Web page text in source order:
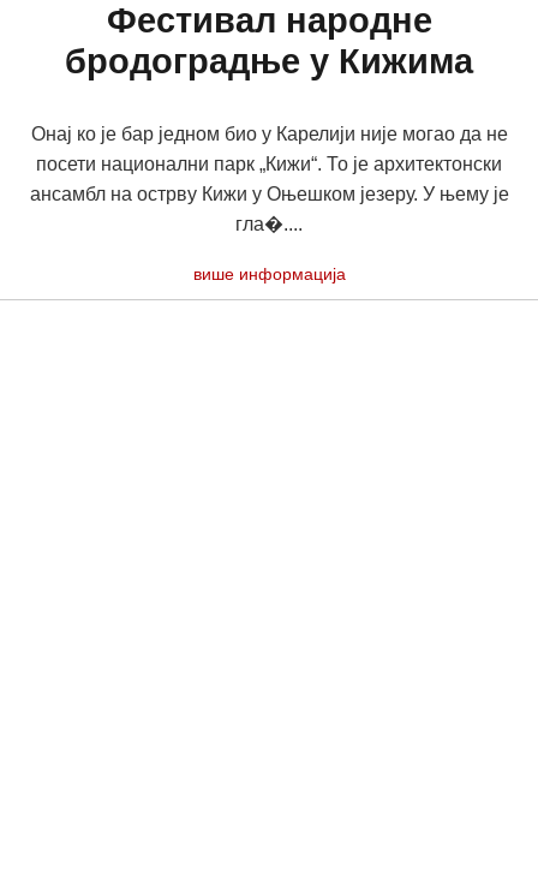
Фестивал народне
бродоградње у Кижима
Онај ко је бар једном био у Карелији није могао да не
посети национални парк „Кижи“. То је архитектонски
ансамбл на острву Кижи у Оњешком језеру. У њему је
гла�....
више информација